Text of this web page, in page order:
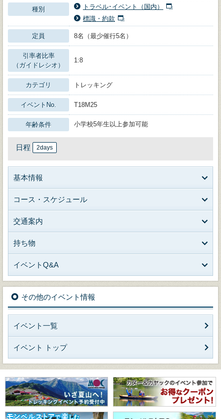
種別
トラベル･イベント（国内）
標識・約款
定員 8名（最少催行5名）
引率者比率
（ガイドレシオ）
1:8
カテゴリ トレッキング
イベントNo. T18M25
年齢条件 小学校5年生以上参加可能
日程 2days
基本情報
コース・スケジュール
交通案内
持ち物
イベントQ&A
その他のイベント情報
イベント一覧
イベント トップ